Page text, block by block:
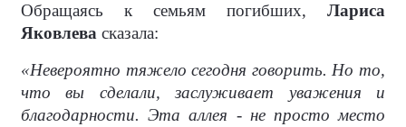
Обращаясь к семьям погибших, Лариса
Яковлева сказала:
«Невероятно тяжело сегодня говорить. Но то,
что вы сделали, заслуживает уважения и
благодарности. Эта аллея - не просто место